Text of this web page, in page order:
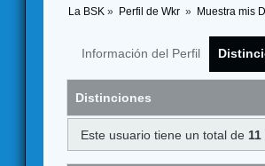
La BSK » Perfil de Wkr » Muestra mis
Información del Perfil
Distinciones
Este usuario tiene un total de 11